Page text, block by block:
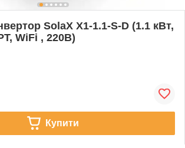
SolaX X1-1.1-S-D (1.1 кВт,
WiFi , 220В)
Купити